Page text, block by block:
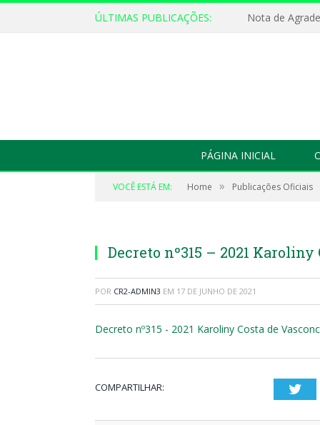
ÚLTIMAS PUBLICAÇÕES: Nota de
PÁGINA INICIAL
VOCÊ ESTÁ EM: Home » Publicações Oficiais
Decreto nº315 – 2021 Karoliny
POR CR2-ADMIN3 EM 17 DE JUNHO DE 2021
Decreto nº315 - 2021 Karoliny Costa de
COMPARTILHAR: